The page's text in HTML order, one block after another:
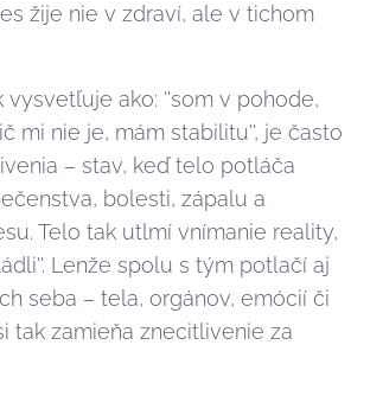
žije nie v zdraví, ale v tichom
vysvetľuje ako: ''som v pohode,
mi nie je, mám stabilitu'', je často
– stav, keď telo potláča
bolesti, zápalu a
Telo tak utlmí vnímanie reality,
Lenže spolu s tým potlačí aj
seba – tela, orgánov, emócií či
tak zamieňa znecitlivenie za